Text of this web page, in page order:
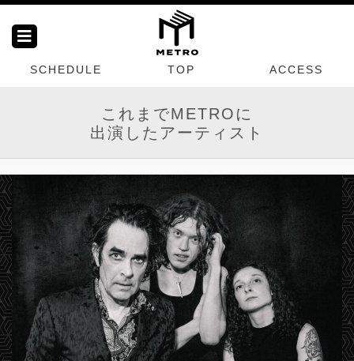
SCHEDULE TOP ACCESS
これまでMETROに
出演したアーティスト